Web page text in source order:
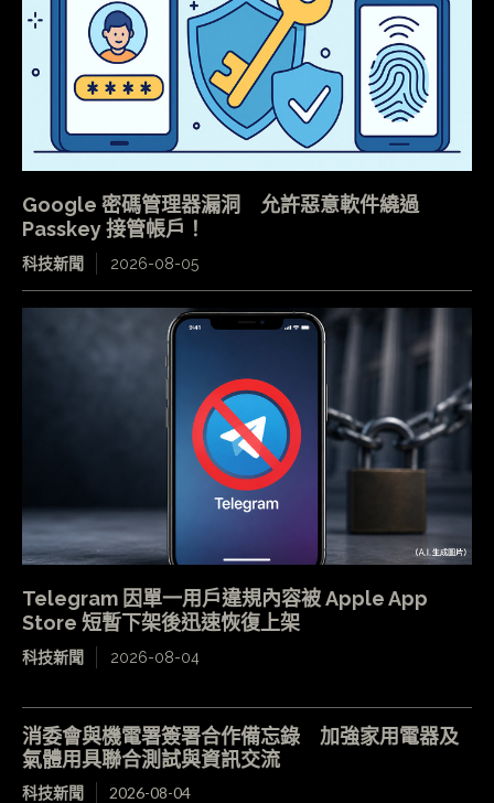
Google 密碼管理器漏洞 允許惡意軟件繞過
Passkey 接管帳戶！
科技新聞 2026-08-05
Telegram 因單一用戶違規內容被 Apple App
Store 短暫下架後迅速恢復上架
科技新聞 2026-08-04
消委會與機電署簽署合作備忘錄 加強家用電器及
氣體用具聯合測試與資訊交流
科技新聞 2026-08-04